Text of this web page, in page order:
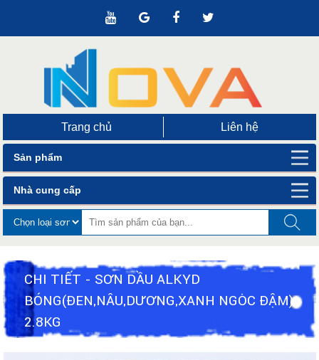
Trang chủ Liên hệ
Sản phẩm
Nhà cung cấp
CHI TIẾT - SƠN DẦU ALKYD
BÓNG(ĐEN,NÂU,DƯƠNG,XANH NGỌC ĐẬM)
2.8KG